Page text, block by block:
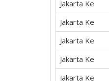
Jakarta Ke
Jakarta Ke
Jakarta Ke
Jakarta Ke
Jakarta Ke